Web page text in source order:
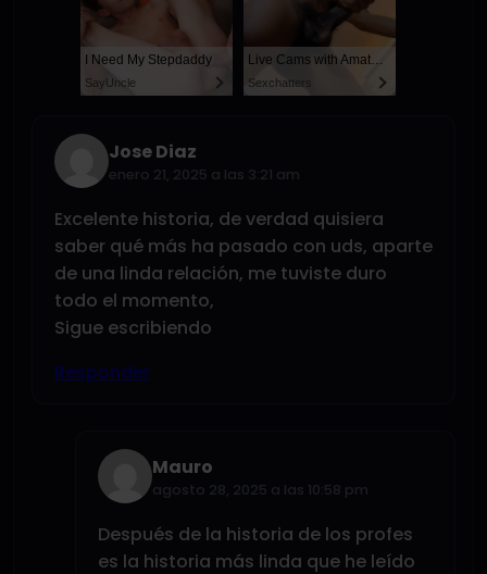
I Need My Stepdaddy
SayUncle
Live Cams with Amateur Men
Sexchatters
Jose Diaz
enero 21, 2025 a las 3:21 am
Excelente historia, de verdad quisiera
saber qué más ha pasado con uds, aparte
de una linda relación, me tuviste duro
todo el momento,
Sigue escribiendo
Responder
Mauro
agosto 28, 2025 a las 10:58 pm
Después de la historia de los profes
es la historia más linda que he leído